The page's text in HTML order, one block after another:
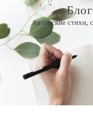
Перейти
содержаниюАвторские стихи,